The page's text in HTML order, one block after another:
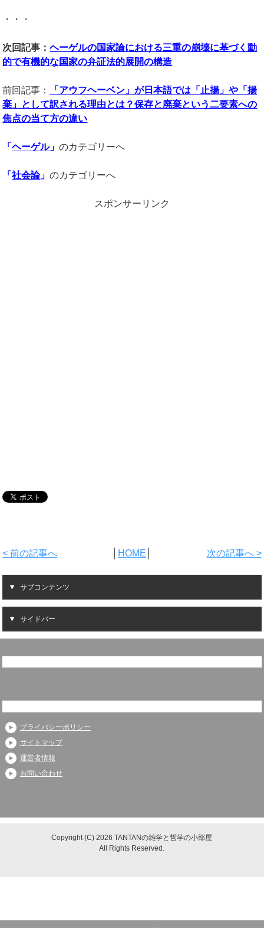
・・・
次回記事：ヘーゲルの国家論における三重の崩壊に基づく動
的で有機的な国家の弁証法的展開の構造
前回記事：
「アウフヘーベン」が日本語では「止揚」や「揚
棄」として訳される理由とは？保存と廃棄という二要素への
焦点の当て方の違い
「ヘーゲル」のカテゴリーへ
「社会論」のカテゴリーへ
スポンサーリンク
< 前の記事へ HOME 次の記事へ >
サブコンテンツ
サイドバー
プライバシーポリシー
サイトマップ
運営者情報
お問い合わせ
Copyright (C) 2026 TANTANの雑学と哲学の小部屋
All Rights Reserved.